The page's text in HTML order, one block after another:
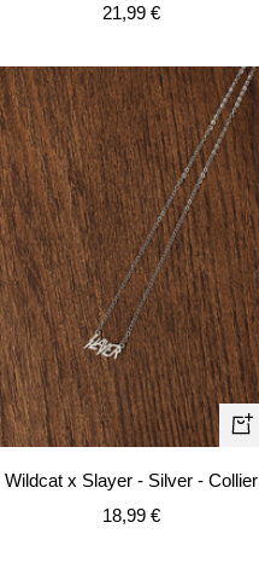
Prix
vente
21,99 €
au
Wildcat x Slayer - Silver - Collier
Prix
18,99 €